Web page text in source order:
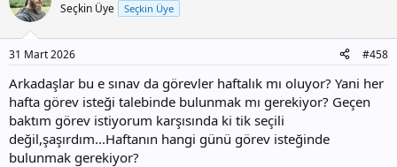
Seçkin Üye Seçkin Üye
31 Mart 2026 #458
Arkadaşlar bu e sınav da görevler haftalık mı oluyor? Yani her
hafta görev isteği talebinde bulunmak mı gerekiyor? Geçen
baktım görev istiyorum karşısında ki tik seçili
değil,şaşırdım...Haftanın hangi günü görev isteğinde
bulunmak gerekiyor?